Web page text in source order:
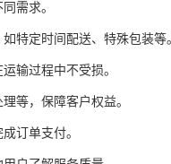
需求。
特定时间配送、特殊包装等
输过程中不受损。
等，保障客户权益。
订单支付。